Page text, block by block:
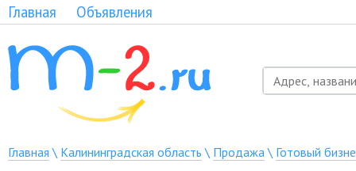
Главная Объявления
Главная \ Калининградская область \ Продажа\ Готовый